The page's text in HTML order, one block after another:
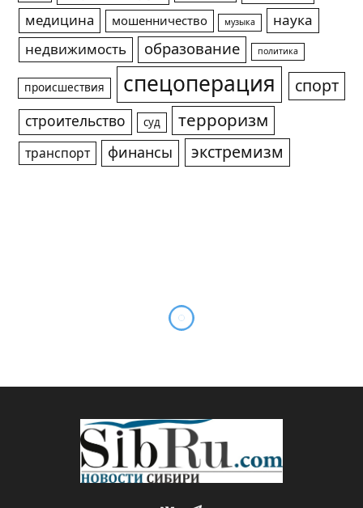
медицина
мошенничество музыка
наука
недвижимость
образование политика
происшествия спецоперация спорт
строительство суд терроризм
транспорт финансы экстремизм